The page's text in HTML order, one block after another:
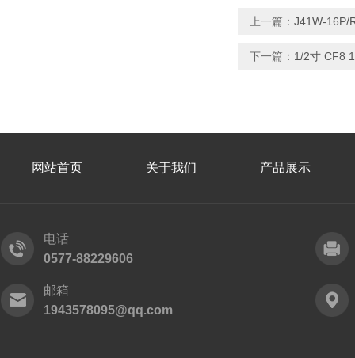
上一篇： J41W-16P/
下一篇： 1/2寸 CF8
网站首页 关于我们 产品展示
电话
0577-88229606
邮箱
1943578095@qq.com